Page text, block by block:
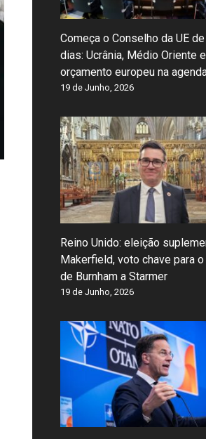
Começa o Conselho da UE
dias: Ucrânia, Médio Oriente e
orçamento europeu na
19 de Junho, 2026
Reino Unido: eleição
Makerfield, voto chave para
de Burnham a Starmer
19 de Junho, 2026